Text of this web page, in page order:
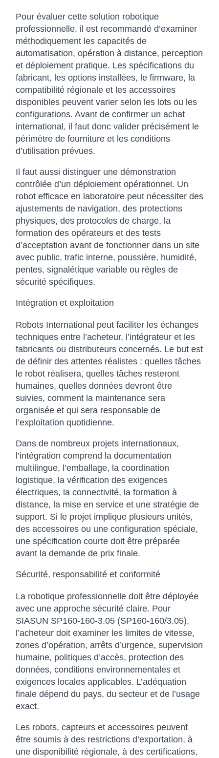
Pour évaluer cette solution robotique
professionnelle, il est recommandé d’examiner
méthodiquement les capacités de
automatisation, opération à distance, perception
et déploiement pratique. Les spécifications du
fabricant, les options installées, le firmware, la
compatibilité régionale et les accessoires
disponibles peuvent varier selon les lots ou les
configurations. Avant de confirmer un achat
international, il faut donc valider précisément le
périmètre de fourniture et les conditions
d’utilisation prévues.
Il faut aussi distinguer une démonstration
contrôlée d’un déploiement opérationnel. Un
robot efficace en laboratoire peut nécessiter des
ajustements de navigation, des protections
physiques, des protocoles de charge, la
formation des opérateurs et des tests
d’acceptation avant de fonctionner dans un site
avec public, trafic interne, poussière, humidité,
pentes, signalétique variable ou règles de
sécurité spécifiques.
Intégration et exploitation
Robots International peut faciliter les échanges
techniques entre l’acheteur, l’intégrateur et les
fabricants ou distributeurs concernés. Le but est
de définir des attentes réalistes : quelles tâches
le robot réalisera, quelles tâches resteront
humaines, quelles données devront être
suivies, comment la maintenance sera
organisée et qui sera responsable de
l’exploitation quotidienne.
Dans de nombreux projets internationaux,
l’intégration comprend la documentation
multilingue, l’emballage, la coordination
logistique, la vérification des exigences
électriques, la connectivité, la formation à
distance, la mise en service et une stratégie de
support. Si le projet implique plusieurs unités,
des accessoires ou une configuration spéciale,
une spécification courte doit être préparée
avant la demande de prix finale.
Sécurité, responsabilité et conformité
La robotique professionnelle doit être déployée
avec une approche sécurité claire. Pour
SIASUN SP160-160-3.05 (SP160-160/3.05),
l’acheteur doit examiner les limites de vitesse,
zones d’opération, arrêts d’urgence, supervision
humaine, politiques d’accès, protection des
données, conditions environnementales et
exigences locales applicables. L’adéquation
finale dépend du pays, du secteur et de l’usage
exact.
Les robots, capteurs et accessoires peuvent
être soumis à des restrictions d’exportation, à
une disponibilité régionale, à des certifications,